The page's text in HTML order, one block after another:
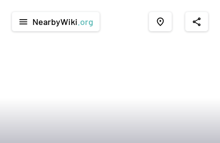
menu NearbyWiki .org place share